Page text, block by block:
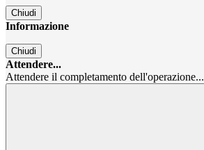
Chiudi
Informazione
Chiudi
Attendere...
Attendere il completamento dell'operazione...